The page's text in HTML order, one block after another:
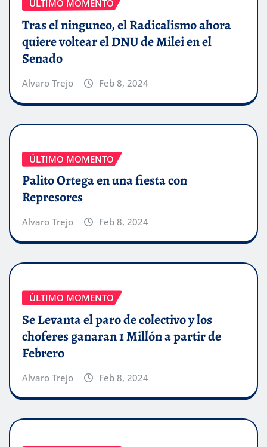
ÚLTIMO MOMENTO
Tras el ninguneo, el Radicalismo ahora
quiere voltear el DNU de Milei en el
Senado
Alvaro Trejo Feb 8, 2024
ÚLTIMO MOMENTO
Palito Ortega en una fiesta con
Represores
Alvaro Trejo Feb 8, 2024
ÚLTIMO MOMENTO
Se Levanta el paro de colectivo y los
choferes ganaran 1 Millón a partir de
Febrero
Alvaro Trejo Feb 8, 2024